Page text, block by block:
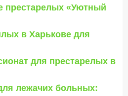
престарелых «Уютный
в Харькове для
для престарелых в
лежачих больных: